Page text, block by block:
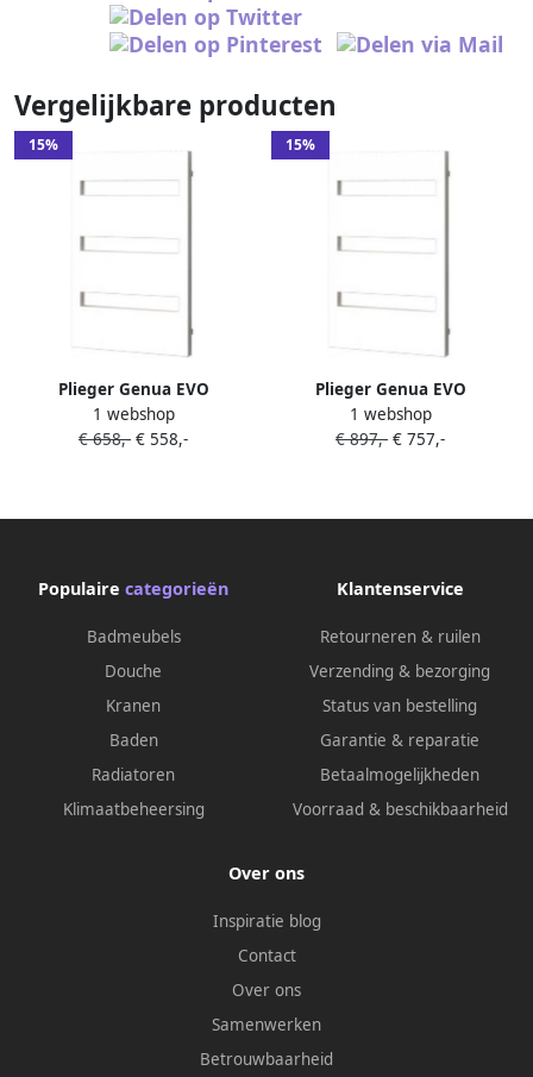
Vergelijkbare producten
15%
Plieger Genua EVO
designradiator horizontaal
1125x550mm 471W wit
1 webshop
€ 658,- € 558,-
15%
Plieger Genua EVO
designradiator horizontaal
1125x550mm 471W parelgrijs
1 webshop
€ 897,- € 757,-
Populaire categorieën
Badmeubels
Douche
Kranen
Baden
Radiatoren
Klimaatbeheersing
Klantenservice
Retourneren & ruilen
Verzending & bezorging
Status van bestelling
Garantie & reparatie
Betaalmogelijkheden
Voorraad & beschikbaarheid
Over ons
Inspiratie blog
Contact
Over ons
Samenwerken
Betrouwbaarheid